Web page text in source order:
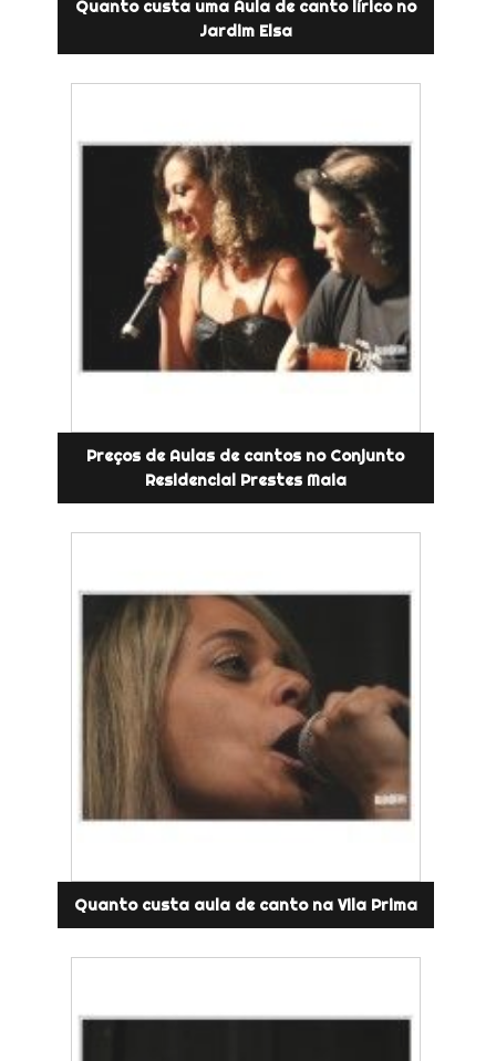
Quanto custa uma Aula de canto lírico no
Jardim Elsa
Preços de Aulas de cantos no Conjunto
Residencial Prestes Maia
Quanto custa aula de canto na Vila Prima